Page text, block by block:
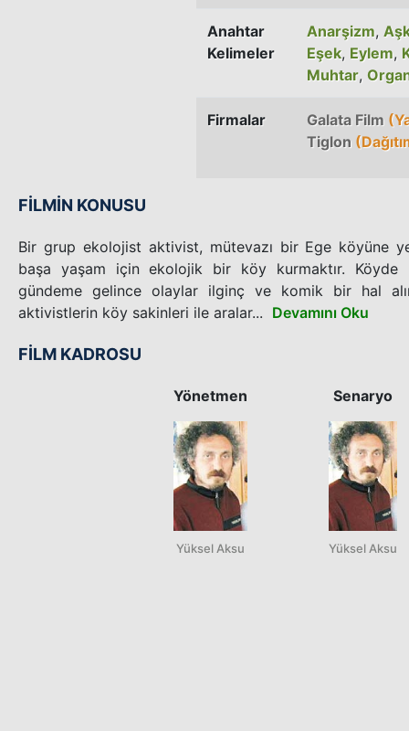
Anahtar
Kelimeler
Anarşizm,
Eşek, Eylem,
Muhtar,
Firmalar Galata Film
Tiglon
FİLMİN KONUSU
Bir grup ekolojist aktivist, mütevazı bir Ege köyüne
başa yaşam için ekolojik bir köy kurmaktır. Köyde
gündeme gelince olaylar ilginç ve komik bir hal alır.
aktivistlerin köy sakinleri ile aralar... Devamını Oku
FİLM KADROSU
Yönetmen
Yüksel Aksu
Senaryo
Yüksel Aksu